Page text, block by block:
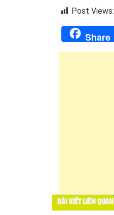
Post Views:
Share
BÀI VIẾT LIÊN QUAN